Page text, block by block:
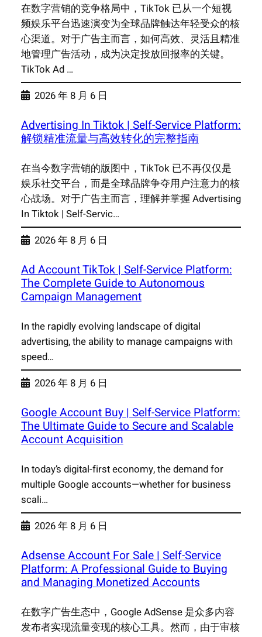
在数字营销的竞争格局中，TikTok 已从一个短视
频娱乐平台迅速演变为全球品牌触达年轻受众的核
心渠道。对于广告主而言，如何高效、灵活且精准
地管理广告活动，成为决定投放回报率的关键。
TikTok Ad …
2026 年 8 月 6 日
Advertising In Tiktok | Self-Service Platform:
解锁精准流量与高效转化的完整指南
在当今数字营销的版图中，TikTok 已不再仅仅是
娱乐社交平台，而是全球品牌争夺用户注意力的核
心战场。对于广告主而言，理解并掌握 Advertising
In Tiktok | Self-Servic…
2026 年 8 月 6 日
Ad Account TikTok | Self-Service Platform:
The Complete Guide to Autonomous
Campaign Management
In the rapidly evolving landscape of digital
advertising, the ability to manage campaigns with
speed…
2026 年 8 月 6 日
Google Account Buy | Self-Service Platform:
The Ultimate Guide to Secure and Scalable
Account Acquisition
In today’s digital-first economy, the demand for
multiple Google accounts—whether for business
scali…
2026 年 8 月 6 日
Adsense Account For Sale | Self-Service
Platform: A Professional Guide to Buying
and Managing Monetized Accounts
在数字广告生态中，Google AdSense 是众多内容
发布者实现流量变现的核心工具。然而，由于审核